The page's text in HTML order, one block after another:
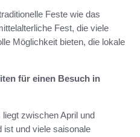
Feste wie das
Fest, die viele
Möglichkeit bieten, die lokale
für einen Besuch in
zwischen April und
ist und viele saisonale